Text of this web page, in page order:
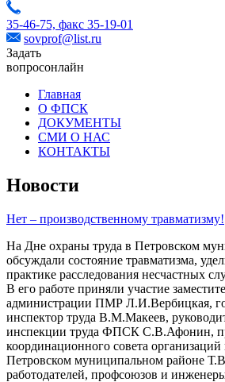
35-46-75, факс 35-19-01
sovprof@list.ru
Задать
вопросонлайн
Главная
О ФПСК
ДОКУМЕНТЫ
СМИ О НАС
КОНТАКТЫ
Новости
Нет – производственному травматизму!
На Дне охраны труда в Петровском
обсуждали состояние травматизма,
практике расследования несчастных
В его работе приняли участие
администрации ПМР Л.И.Вербицкая,
инспектор труда В.М.Макеев,
инспекции труда ФПСК С.В.Афонин,
координационного совета
Петровском муниципальном районе
работодателей, профсоюзов и